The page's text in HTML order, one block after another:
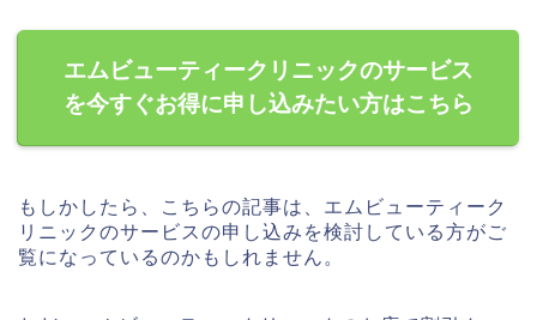
エムビューティークリニックのサービス
を今すぐお得に申し込みたい方はこちら
もしかしたら、こちらの記事は、エムビューティーク
リニックのサービスの申し込みを検討している方がご
覧になっているのかもしれません。